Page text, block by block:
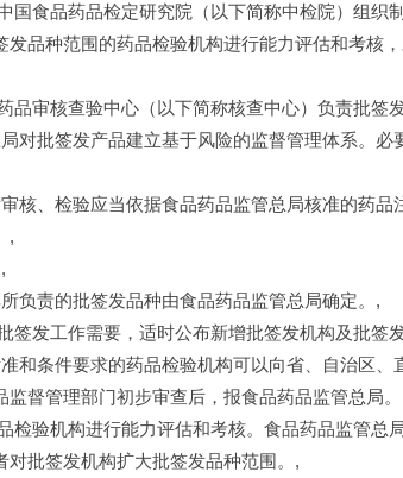
国食品药品检定研究院（以下简称中检院）组织
发品种范围的药品检验机构进行能力评估和考核
品审核查验中心（以下简称核查中心）负责批签
对批签发产品建立基于风险的监督管理体系。
核、检验应当依据食品药品监管总局核准的药
,
负责的批签发品种由食品药品监管总局确定。,
签发工作需要，适时公布新增批签发机构及批签
和条件要求的药品检验机构可以向省、自治区、
监督管理部门初步审查后，报食品药品监管总局
检验机构进行能力评估和考核。食品药品监管总
对批签发机构扩大批签发品种范围。,